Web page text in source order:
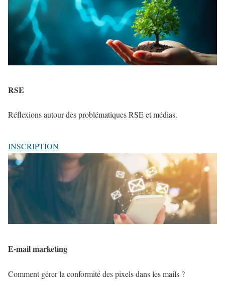
RSE
Réflexions autour des problématiques RSE et médias.
INSCRIPTION
E-mail marketing
Comment gérer la conformité des pixels dans les mails ?